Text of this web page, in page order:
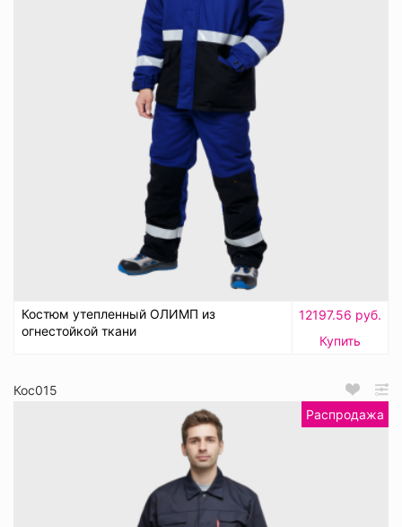
Костюм утепленный ОЛИМП из
огнестойкой ткани
12197.56 руб.
Купить
Кос015
Распродажа